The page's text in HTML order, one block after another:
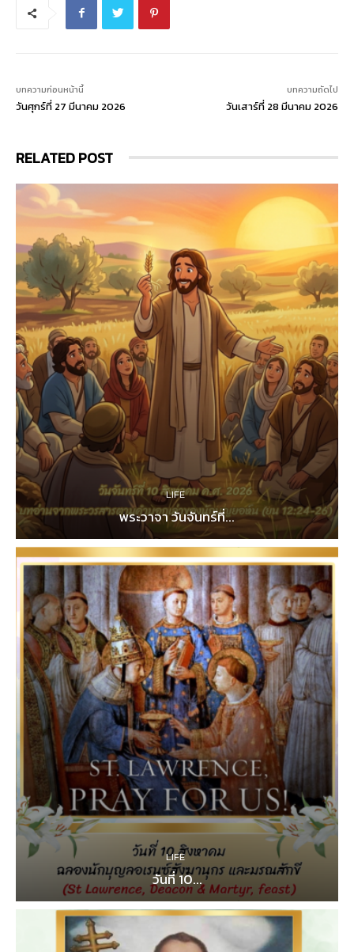
บทความก่อนหน้านี้
วันศุกร์ที่ 27 มีนาคม 2026
บทความถัดไป
วันเสาร์ที่ 28 มีนาคม 2026
RELATED POST
LIFE
พระวาจา วันจันทร์ที่...
LIFE
วันที่ 10...